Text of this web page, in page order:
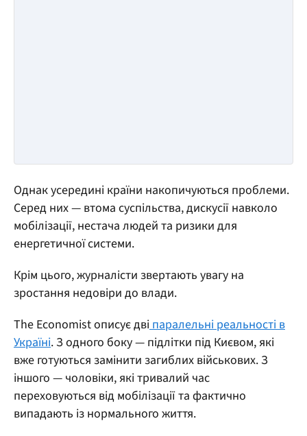
Однак усередині країни накопичуються проблеми.
Серед них — втома суспільства, дискусії навколо
мобілізації, нестача людей та ризики для
енергетичної системи.
Крім цього, журналісти звертають увагу на
зростання недовіри до влади.
The Economist описує двіпаралельні реальності в
Україні. З одного боку — підлітки під Києвом, які
вже готуються замінити загиблих військових. З
іншого — чоловіки, які тривалий час
переховуються від мобілізації та фактично
випадають із нормального життя.